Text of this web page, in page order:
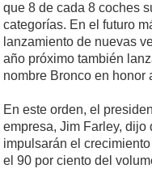
que 8 de cada 8 coches
categorías. En el futuro
lanzamiento de nuevas
año próximo también
nombre Bronco en honor
En este orden, el
empresa, Jim Farley, dijo
impulsarán el
el 90 por ciento del